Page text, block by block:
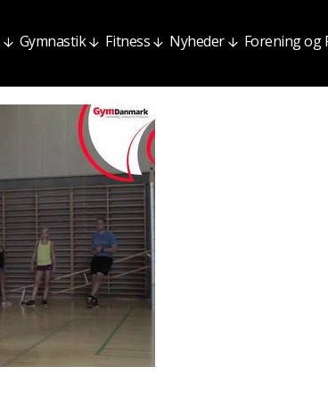
Gymnastik Fitness Nyheder Forening og